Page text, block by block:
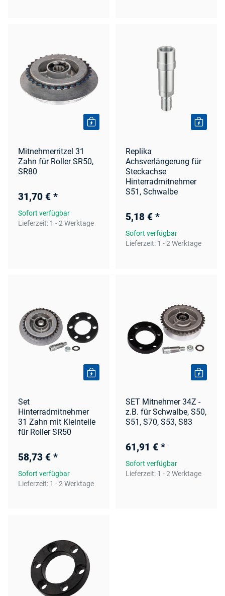
Mitnehmerritzel 31
Zahn für Roller SR50,
SR80
31,70 € *
Sofort verfügbar
Lieferzeit: 1 - 2 Werktage
Replika
Achsverlängerung für
Steckachse
Hinterradmitnehmer
S51, Schwalbe
5,18 € *
Sofort verfügbar
Lieferzeit: 1 - 2 Werktage
Set
Hinterradmitnehmer
31 Zahn mit Kleinteile
für Roller SR50
58,73 € *
Sofort verfügbar
Lieferzeit: 1 - 2 Werktage
SET Mitnehmer 34Z -
z.B. für Schwalbe, S50,
S51, S70, S53, S83
61,91 € *
Sofort verfügbar
Lieferzeit: 1 - 2 Werktage